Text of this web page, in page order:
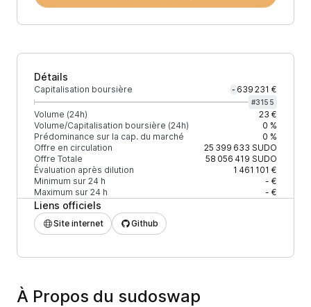
Détails
Capitalisation boursière - 639 231 €
#3155
Volume (24h)
23 €
Volume/Capitalisation boursière (24h)
0 %
Prédominance sur la cap. du marché
0 %
Offre en circulation
25 399 633 SUDO
Offre Totale
58 056 419 SUDO
Évaluation après dilution
1 461 101 €
Minimum sur 24 h
- €
Maximum sur 24 h
- €
Liens officiels
Site internet Github
À Propos du sudoswap